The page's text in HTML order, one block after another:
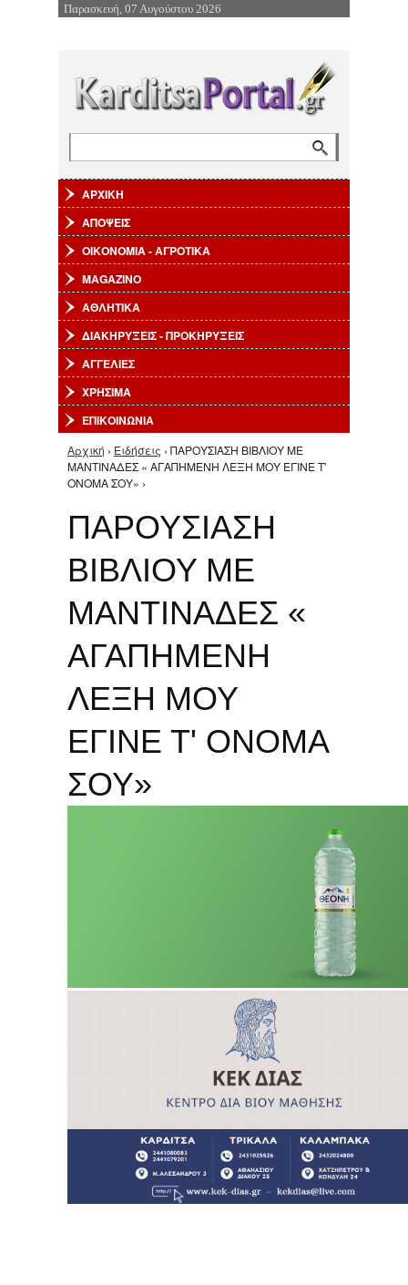
Επιστροφή στην Πλοήγηση
Παρασκευή, 07 Αυγούστου 2026
ΑΡΧΙΚΗ
ΑΠΟΨΕΙΣ
ΟΙΚΟΝΟΜΙΑ - ΑΓΡΟΤΙΚΑ
MAGAZINO
ΑΘΛΗΤΙΚΑ
ΔΙΑΚΗΡΥΞΕΙΣ - ΠΡΟΚΗΡΥΞΕΙΣ
ΑΓΓΕΛΙΕΣ
ΧΡΗΣΙΜΑ
ΕΠΙΚΟΙΝΩΝΙΑ
Είστε εδώ
Αρχική › Ειδήσεις › ΠΑΡΟΥΣΙΑΣΗ ΒΙΒΛΙΟΥ ΜΕ
ΜΑΝΤΙΝΑΔΕΣ « ΑΓΑΠΗΜΕΝΗ ΛΕΞΗ ΜΟΥ ΕΓΙΝΕ Τ'
ΟΝΟΜΑ ΣΟΥ» ›
ΠΑΡΟΥΣΙΑΣΗ
ΒΙΒΛΙΟΥ ΜΕ
ΜΑΝΤΙΝΑΔΕΣ «
ΑΓΑΠΗΜΕΝΗ
ΛΕΞΗ ΜΟΥ
ΕΓΙΝΕ Τ' ΟΝΟΜΑ
ΣΟΥ»